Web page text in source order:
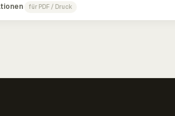
für PDF / Druck